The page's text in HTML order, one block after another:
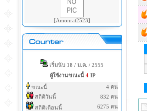
[Amonrat2523]
เริ่มนับ 18 / ม.ค. / 2555
ผู้ใช้งานขณะนี้ 4IP
ขณะนี้
4 คน
สถิติวันนี้
832 คน
สถิติเดือนนี้
6275 คน